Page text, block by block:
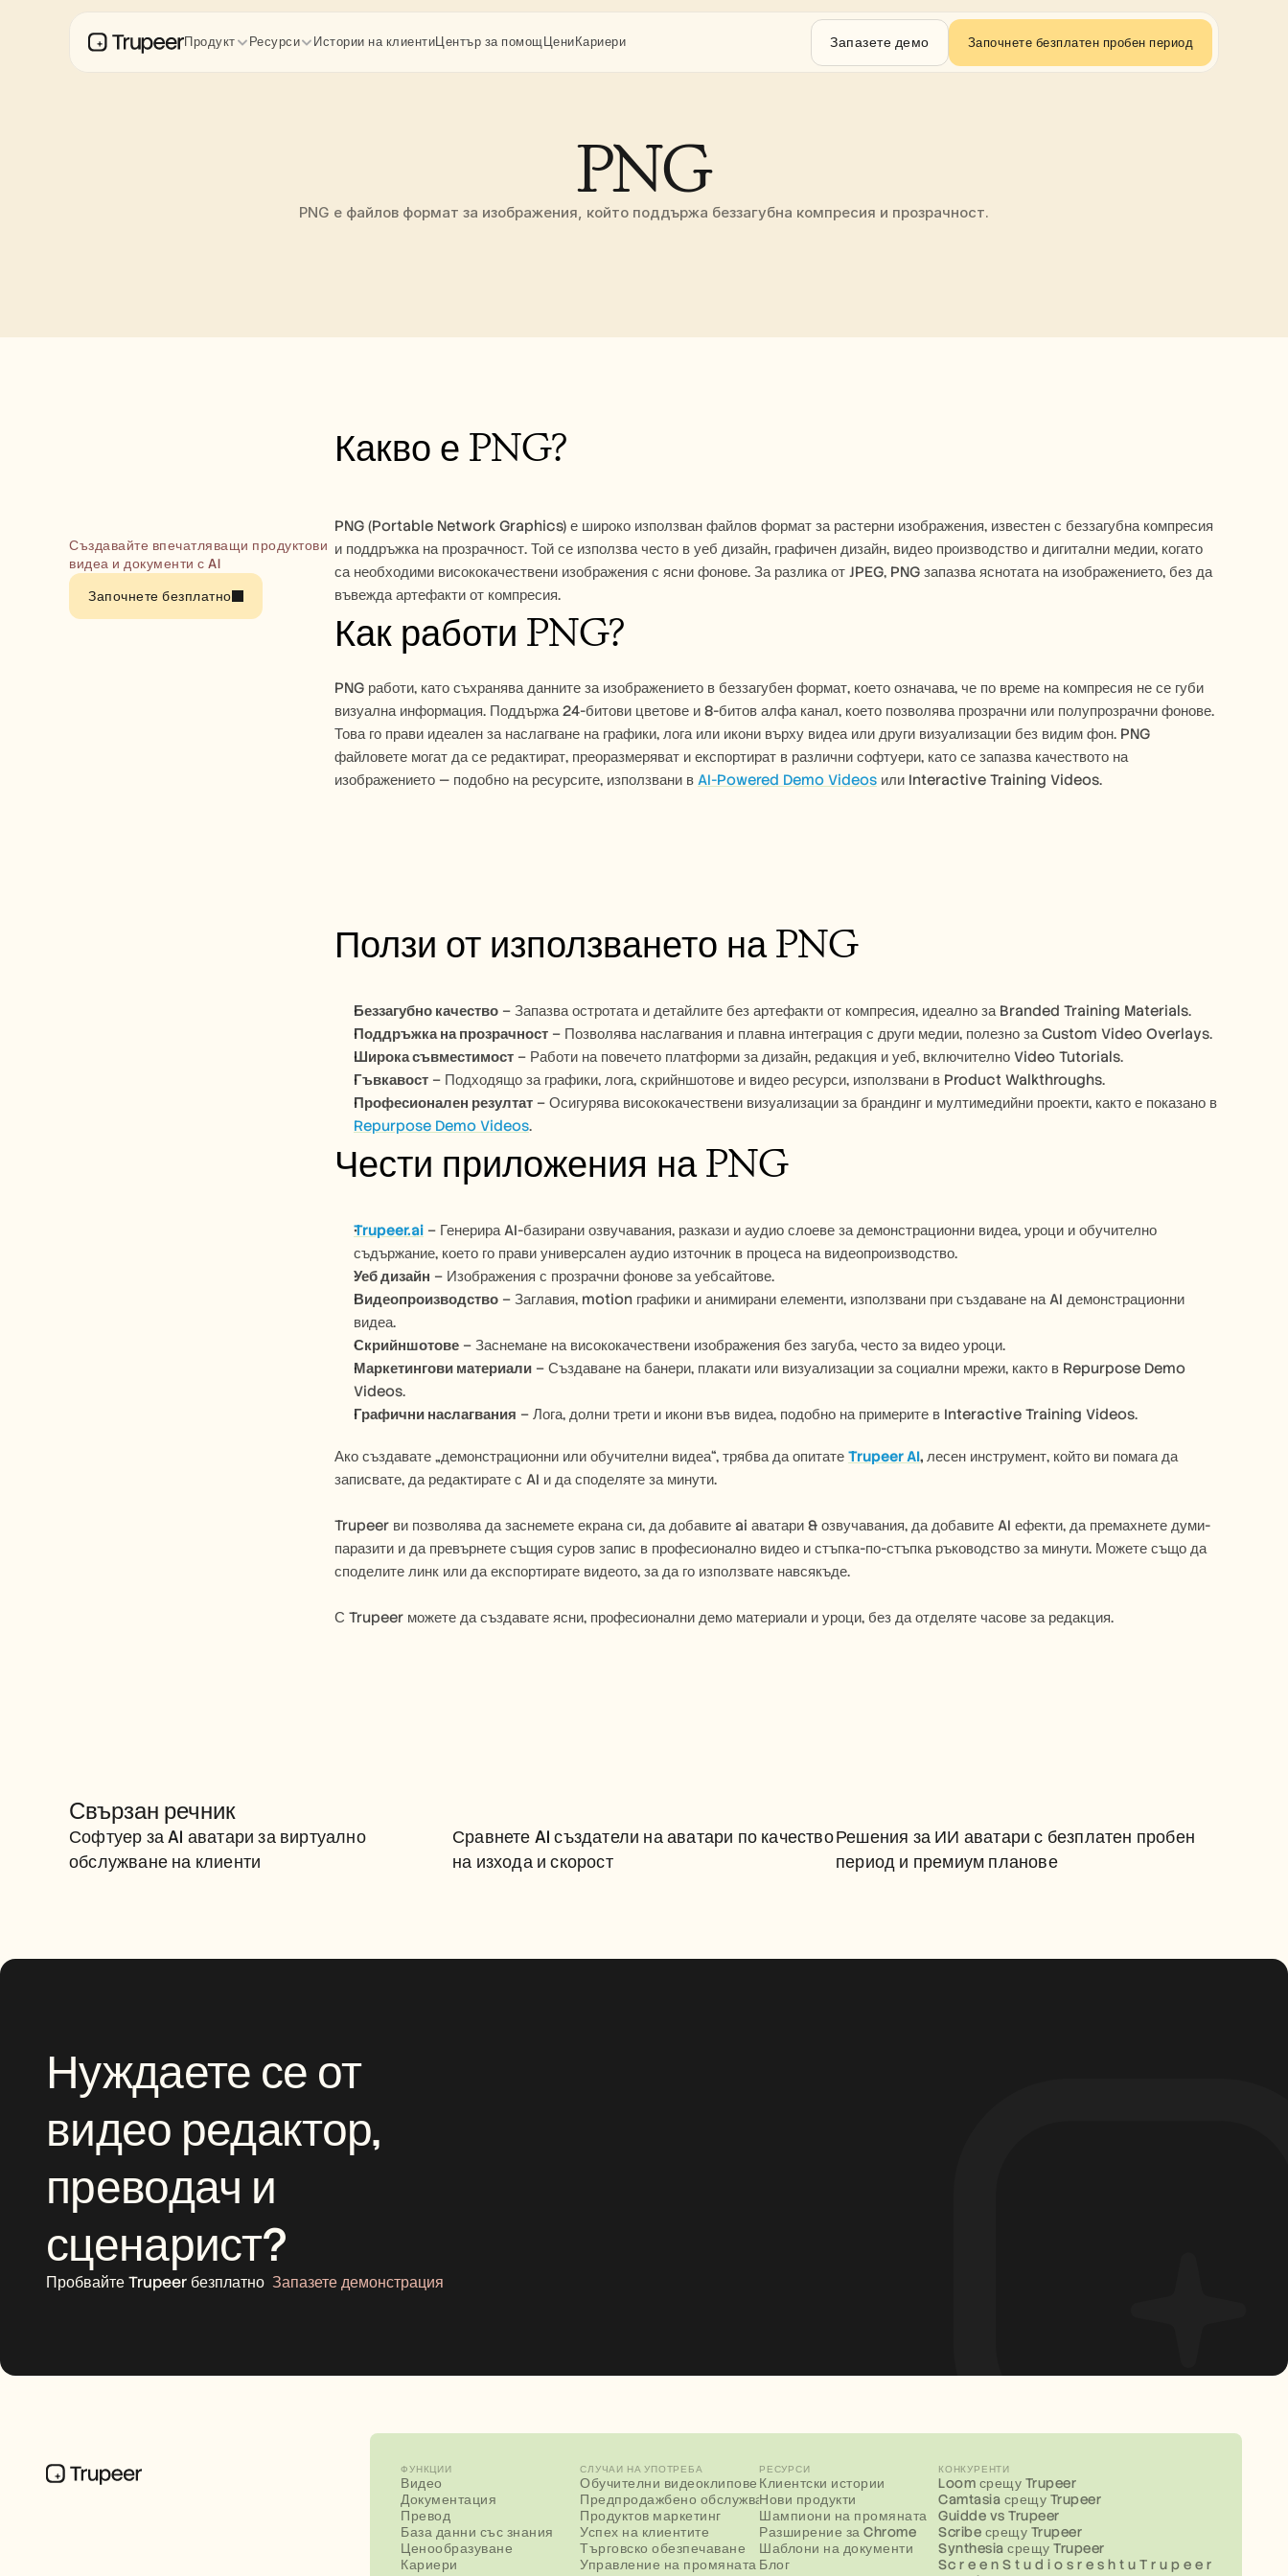
PNG
PNG е файлов формат за изображения, който поддържа беззагубна компресия и прозрачност.
Създавайте впечатляващи продуктови
видеа и документи с AI
Започнете безплатно
Какво е PNG?
PNG (Portable Network Graphics) е широко използван файлов формат за растерни изображения, известен с беззагубна компресия
и поддръжка на прозрачност. Той се използва често в уеб дизайн, графичен дизайн, видео производство и дигитални медии, когато
са необходими висококачествени изображения с ясни фонове. За разлика от JPEG, PNG запазва яснотата на изображението, без да
въвежда артефакти от компресия.
Как работи PNG?
PNG работи, като съхранява данните за изображението в беззагубен формат, което означава, че по време на компресия не се губи
визуална информация. Поддържа 24-битови цветове и 8-битов алфа канал, което позволява прозрачни или полупрозрачни фонове.
Това го прави идеален за наслагване на графики, лога или икони върху видеа или други визуализации без видим фон. PNG
файловете могат да се редактират, преоразмеряват и експортират в различни софтуери, като се запазва качеството на
изображението — подобно на ресурсите, използвани в AI-Powered Demo Videos или Interactive Training Videos.
Ползи от използването на PNG
Беззагубно качество – Запазва остротата и детайлите без артефакти от компресия, идеално за Branded Training Materials.
Поддръжка на прозрачност – Позволява наслагвания и плавна интеграция с други медии, полезно за Custom Video Overlays.
Широка съвместимост – Работи на повечето платформи за дизайн, редакция и уеб, включително Video Tutorials.
Гъвкавост – Подходящо за графики, лога, скрийншотове и видео ресурси, използвани в Product Walkthroughs.
Професионален резултат
– Осигурява висококачествени визуализации за брандинг и мултимедийни проекти, както е показано в
Repurpose Demo Videos.
Чести приложения на PNG
Trupeer.ai – Генерира AI-базирани озвучавания, разкази и аудио слоеве за демонстрационни видеа, уроци и обучително
съдържание, което го прави универсален аудио източник в процеса на видеопроизводство.
Уеб дизайн – Изображения с прозрачни фонове за уебсайтове.
Видеопроизводство – Заглавия, motion графики и анимирани елементи, използвани при създаване на AI демонстрационни
видеа.
Скрийншотове – Заснемане на висококачествени изображения без загуба, често за видео уроци.
Маркетингови материали – Създаване на банери, плакати или визуализации за социални мрежи, както в Repurpose Demo
Videos.
Графични наслагвания – Лога, долни трети и икони във видеа, подобно на примерите в Interactive Training Videos.
Ако създавате „демонстрационни или обучителни видеа“, трябва да опитате Trupeer AI, лесен инструмент, който ви помага да
записвате, да редактирате с AI и да споделяте за минути.
Trupeer ви позволява да заснемете екрана си, да добавите ai аватари & озвучавания, да добавите AI ефекти, да премахнете думи-
паразити и да превърнете същия суров запис в професионално видео и стъпка-по-стъпка ръководство за минути. Можете също да
споделите линк или да експортирате видеото, за да го използвате навсякъде.
С Trupeer можете да създавате ясни, професионални демо материали и уроци, без да отделяте часове за редакция.
Свързан речник
СОФТУЕР ЗА AI АВАТАРИ
ЗА ВИРТУАЛНО
ОБСЛУЖВАНЕ НА КЛИЕНТИ
Софтуер за AI аватари за виртуално
обслужване на клиенти
НА АВАТАРИ ПО КАЧЕСТВО
НА ИЗХОДА И СКОРОСТ
Сравнете AI създатели на аватари по качество
на изхода и скорост
ПЕРИОД И ПРЕМИУМ
ПЛАНОВЕ
Решения за ИИ аватари с безплатен пробен
период и премиум планове
Нуждаете се от
видео редактор,
преводач и
сценарист?
Пробвайте Trupeer безплатно Запазете демонстрация
ФУНКЦИИ
Видео
Документация
Превод
База данни със знания
Ценообразуване
Кариери
СЛУЧАИ НА УПОТРЕБА
Обучителни видеоклипове
Предпродажбено обслужване
Продуктов маркетинг
Успех на клиентите
Търговско обезпечаване
Управление на промяната
РЕСУРСИ
Клиентски истории
Нови продукти
Шампиони на промяната
Разширение за Chrome
Шаблони на документи
Блог
КОНКУРЕНТИ
Loom срещу Trupeer
Camtasia срещу Trupeer
Guidde vs Trupeer
Scribe срещу Trupeer
Synthesia срещу Trupeer
Sc r e e n S t u d i o s r e s h t u T r u p e e r
Продукт Ресурси Истории на клиентиЦентър за помощЦениКариери Запазете демо Започнете безплатен пробен период